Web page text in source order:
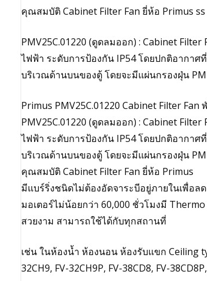
คุณสมบัติ Cabinet Filter Fan ยี่ห้อ Primus ss
PMV25C.01220 (ดูดลมออก) : Cabinet
ไฟฟ้า ระดับการป้องกัน IP54 โดยปกติอากา
บริเวณด้านบนของตู้ โดยจะมีแผ่นกรองฝุ่น
Primus PMV25C.01220 Cabinet Filter
PMV25C.01220 (ดูดลมออก) : Cabinet
ไฟฟ้า ระดับการป้องกัน IP54 โดยปกติอากา
บริเวณด้านบนของตู้ โดยจะมีแผ่นกรองฝุ่น
คุณสมบัติ Cabinet Filter Fan ยี่ห้อ Primus
มีแบร์ริ่งชนิดไม่ต้องอัดจาระบีอยู่ภายในเพื่อล
มอเตอร์ไม่น้อยกว่า 60,000 ชั่วโมงมี
สวยงาม สามารถใช้ได้กับทุกสถานที่
เช่น ในห้องน้ำ ห้องนอน ห้องรับแขก Ceiling
32CH9, FV-32CH9P, FV-38CD8, FV-